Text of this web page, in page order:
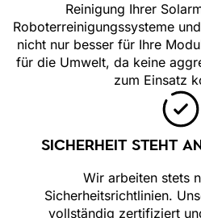
Reinigung Ihrer
Roboterreinigungssysteme
nicht nur besser für Ihre
für die Umwelt, da keine
zum Einsatz
SICHERHEIT STEHT
Wir arbeiten stets
Sicherheitsrichtlinien.
vollständig zertifiziert